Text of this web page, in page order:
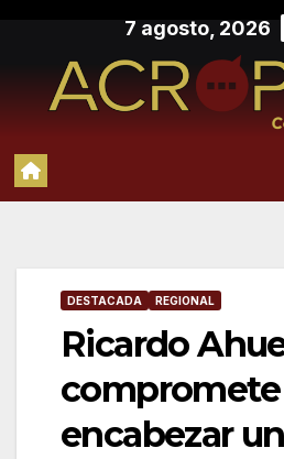
contenido
7 agosto, 2026
DESTACADA REGIONAL
Ricardo
compromete
encabezar un